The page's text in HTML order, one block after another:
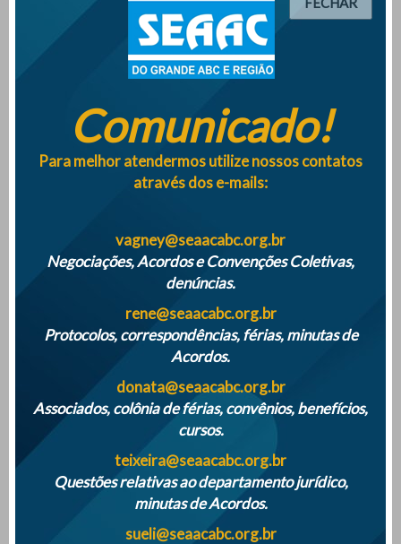
PROPOSTAS INDECENTES DOS PATRÕES IMPEDEM
FORMALIZAÇÃO DE CONVENÇÕES COLETIVAS
Empresas terão que monitorar saúde mental dos
trabalhadores a partir de maio 2025
ATENÇÃO PARA O INICIO DAS FÉRIAS COLETIVAS DE 2024
Comunicado!
Para melhor atendermos utilize nossos contatos
através dos e-mails:
vagney@seaacabc.org.br
Negociações, Acordos e Convenções Coletivas,
denúncias.
rene@seaacabc.org.br
Protocolos, correspondências, férias, minutas de
Acordos.
donata@seaacabc.org.br
Associados, colônia de férias, convênios, benefícios,
cursos.
teixeira@seaacabc.org.br
Questões relativas ao departamento jurídico,
minutas de Acordos.
sueli@seaacabc.org.br